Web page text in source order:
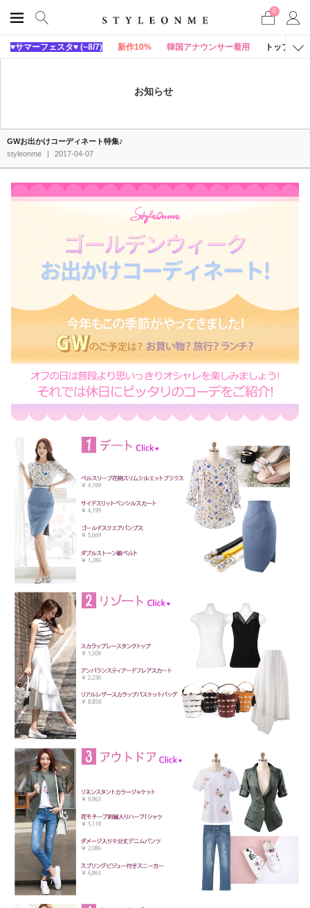
0
♥サマーフェスタ♥ (~8/7) 新作10% 韓国アナウンサー着用 トップス
お知らせ
GWお出かけコーディネート特集♪
styleonme
| 2017-04-07